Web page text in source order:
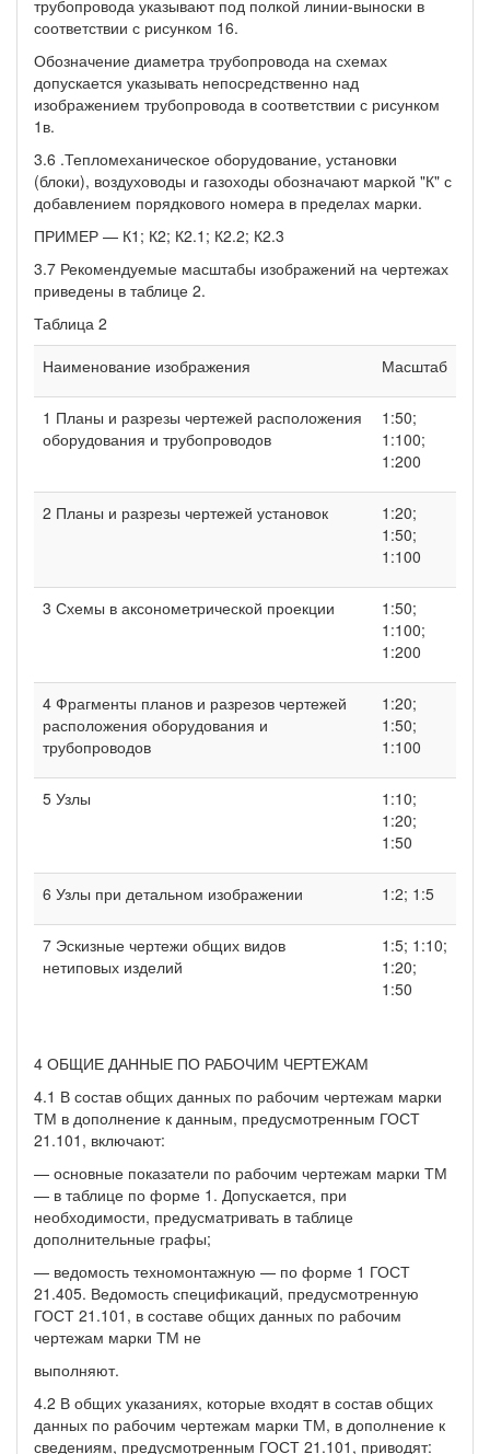
трубопровода указывают под полкой линии-выноски в
соответствии с рисунком 16.
Обозначение диаметра трубопровода на схемах
допускается указывать непосредственно над
изображением трубопровода в соответствии с рисунком
1в.
3.6 .Тепломеханическое оборудование, установки
(блоки), воздуховоды и газоходы обозначают маркой "К" с
добавлением порядкового номера в пределах марки.
ПРИМЕР — К1; К2; К2.1; К2.2; К2.3
3.7 Рекомендуемые масштабы изображений на чертежах
приведены в таблице 2.
Таблица 2
Наименование изображения
Масштаб
1 Планы и разрезы чертежей расположения
оборудования и трубопроводов
1:50;
1:100;
1:200
2 Планы и разрезы чертежей установок
1:20;
1:50;
1:100
3 Схемы в аксонометрической проекции
1:50;
1:100;
1:200
4 Фрагменты планов и разрезов чертежей
расположения оборудования и
трубопроводов
1:20;
1:50;
1:100
5 Узлы
1:10;
1:20;
1:50
6 Узлы при детальном изображении 1:2; 1:5
7 Эскизные чертежи общих видов
нетиповых изделий
1:5; 1:10;
1:20;
1:50
4 ОБЩИЕ ДАННЫЕ ПО РАБОЧИМ ЧЕРТЕЖАМ
4.1 В состав общих данных по рабочим чертежам марки
ТМ в дополнение к данным, предусмотренным ГОСТ
21.101, включают:
— основные показатели по рабочим чертежам марки ТМ
— в таблице по форме 1. Допускается, при
необходимости, предусматривать в таблице
дополнительные графы;
— ведомость техномонтажную — по форме 1 ГОСТ
21.405. Ведомость спецификаций, предусмотренную
ГОСТ 21.101, в составе общих данных по рабочим
чертежам марки ТМ не
выполняют.
4.2 В общих указаниях, которые входят в состав общих
данных по рабочим чертежам марки ТМ, в дополнение к
сведениям, предусмотренным ГОСТ 21.101, приводят: